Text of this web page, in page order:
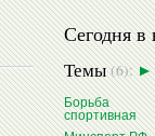
1941г. —
(баскетбол)
1964г. —
ЖУРАВСКИЙ
и каноэ)
Сегодня в
Темы(6):
Борьба
спортивная